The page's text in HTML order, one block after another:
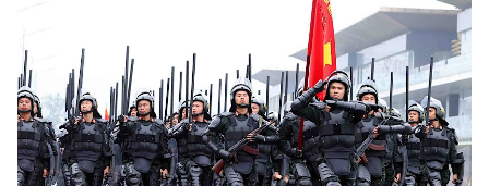
Đồng bằng sông Cửu Long
Chuyên trang Hà Nội